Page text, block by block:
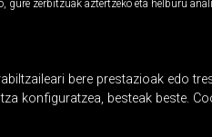
zerbitzuak aztertzeko eta helburu
bere prestazioak edo
konfiguratzea, besteak beste.